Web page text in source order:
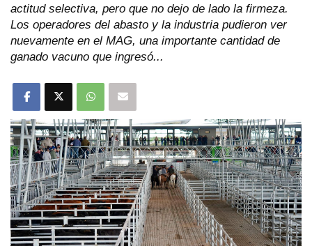
actitud selectiva, pero que no dejo de lado la firmeza.
Los operadores del abasto y la industria pudieron ver
nuevamente en el MAG, una importante cantidad de
ganado vacuno que ingresó...